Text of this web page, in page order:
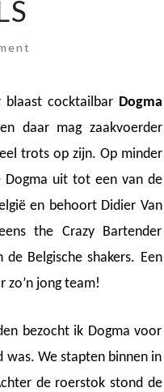
blaast cocktailbar Dogma
daar mag zaakvoerder
trots op zijn. Op minder
uit tot een van de
en behoort Didier Van
the Crazy Bartender
Belgische shakers. Een
zo’n jong team!
bezocht ik Dogma voor
was. We stapten binnen in
de roerstok stond de